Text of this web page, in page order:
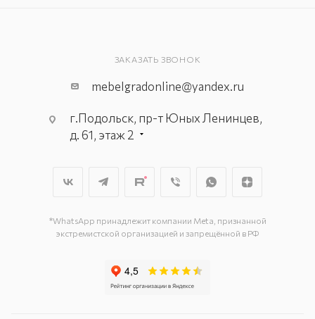
ЗАКАЗАТЬ ЗВОНОК
mebelgradonline@yandex.ru
г.Подольск, пр-т Юных Ленинцев,
д. 61, этаж 2
г. Подольск, ул. Станционная, д. 11
*WhatsApp принадлежит компании Meta, признанной
экстремистской организацией и запрещённой в РФ